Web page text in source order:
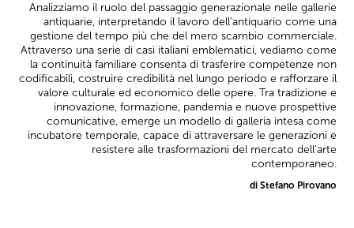
Analizziamo il ruolo del passaggio generazionale nelle gallerie
antiquarie, interpretando il lavoro dell’antiquario come una
gestione del tempo più che del mero scambio commerciale.
Attraverso una serie di casi italiani emblematici, vediamo come
la continuità familiare consenta di trasferire competenze non
codificabili, costruire credibilità nel lungo periodo e rafforzare il
valore culturale ed economico delle opere. Tra tradizione e
innovazione, formazione, pandemia e nuove prospettive
comunicative, emerge un modello di galleria intesa come
incubatore temporale, capace di attraversare le generazioni e
resistere alle trasformazioni del mercato dell’arte
contemporaneo.
di Stefano Pirovano